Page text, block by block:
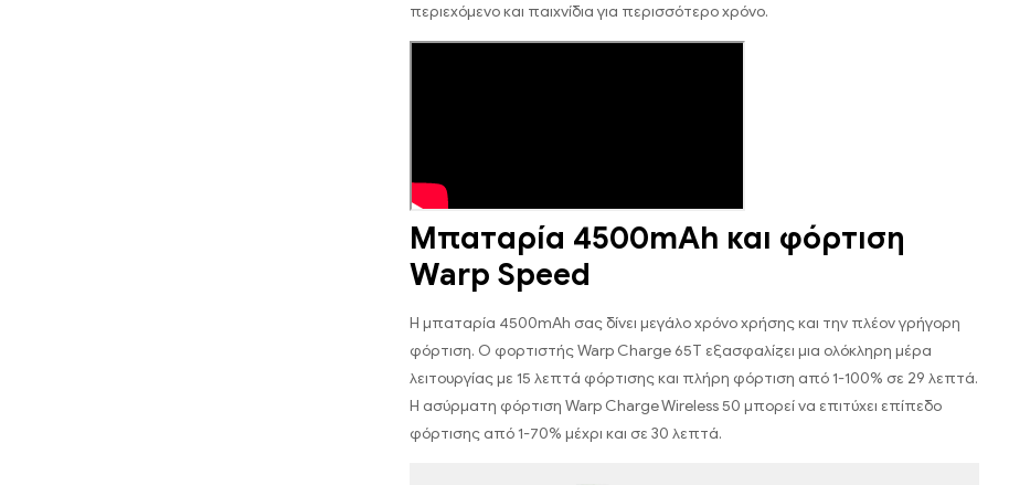
περιεχόμενο και παιχνίδια για περισσότερο χρόνο.
Μπαταρία 4500mAh και φόρτιση
Warp Speed
Η μπαταρία 4500mAh σας δίνει μεγάλο χρόνο χρήσης και την πλέον γρήγορη
φόρτιση. Ο φορτιστής Warp Charge 65T εξασφαλίζει μια ολόκληρη μέρα
λειτουργίας με 15 λεπτά φόρτισης και πλήρη φόρτιση από 1-100% σε 29 λεπτά.
Η ασύρματη φόρτιση Warp Charge Wireless 50 μπορεί να επιτύχει επίπεδο
φόρτισης από 1-70% μέχρι και σε 30 λεπτά.